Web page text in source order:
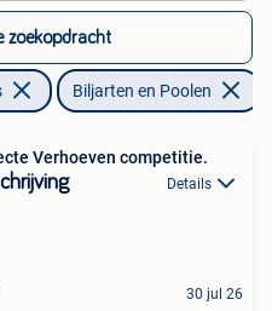
zoekopdracht
Biljarten en Poolen
Verhoeven competitie.
Details
30 jul 26